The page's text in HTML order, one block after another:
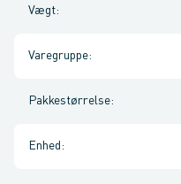
Vægt:
Varegruppe:
Pakkestørrelse:
Enhed :